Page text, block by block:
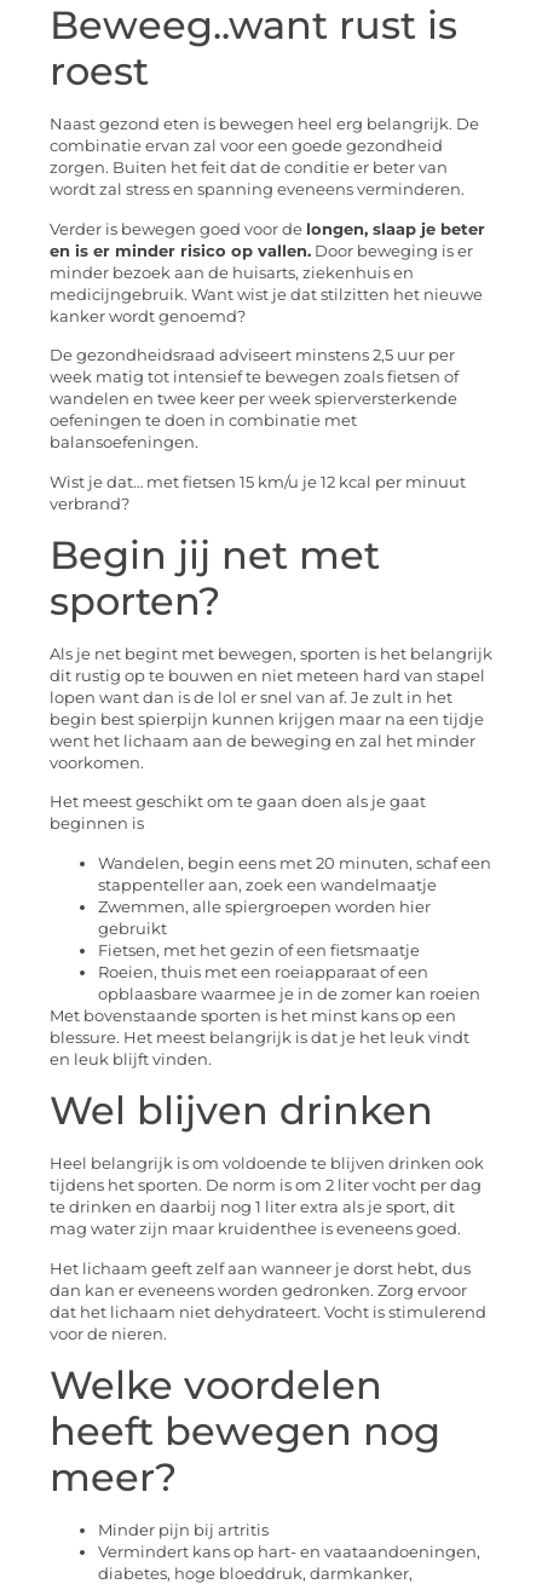
Beweeg..want rust is
roest
Naast gezond eten is bewegen heel erg belangrijk. De
combinatie ervan zal voor een goede gezondheid
zorgen. Buiten het feit dat de conditie er beter van
wordt zal stress en spanning eveneens verminderen.
Verder is bewegen goed voor de longen, slaap je beter
en is er minder risico op vallen. Door beweging is er
minder bezoek aan de huisarts, ziekenhuis en
medicijngebruik. Want wist je dat stilzitten het nieuwe
kanker wordt genoemd?
De gezondheidsraad adviseert minstens 2,5 uur per
week matig tot intensief te bewegen zoals fietsen of
wandelen en twee keer per week spierversterkende
oefeningen te doen in combinatie met
balansoefeningen.
Wist je dat… met fietsen 15 km/u je 12 kcal per minuut
verbrand?
Begin jij net met
sporten?
Als je net begint met bewegen, sporten is het belangrijk
dit rustig op te bouwen en niet meteen hard van stapel
lopen want dan is de lol er snel van af. Je zult in het
begin best spierpijn kunnen krijgen maar na een tijdje
went het lichaam aan de beweging en zal het minder
voorkomen.
Het meest geschikt om te gaan doen als je gaat
beginnen is
Wandelen, begin eens met 20 minuten, schaf een
stappenteller aan, zoek een wandelmaatje
Zwemmen, alle spiergroepen worden hier
gebruikt
Fietsen, met het gezin of een fietsmaatje
Roeien, thuis met een roeiapparaat of een
opblaasbare waarmee je in de zomer kan roeien
Met bovenstaande sporten is het minst kans op een
blessure. Het meest belangrijk is dat je het leuk vindt
en leuk blijft vinden.
Wel blijven drinken
Heel belangrijk is om voldoende te blijven drinken ook
tijdens het sporten. De norm is om 2 liter vocht per dag
te drinken en daarbij nog 1 liter extra als je sport, dit
mag water zijn maar kruidenthee is eveneens goed.
Het lichaam geeft zelf aan wanneer je dorst hebt, dus
dan kan er eveneens worden gedronken. Zorg ervoor
dat het lichaam niet dehydrateert. Vocht is stimulerend
voor de nieren.
Welke voordelen
heeft bewegen nog
meer?
Minder pijn bij artritis
Vermindert kans op hart- en vaataandoeningen,
diabetes, hoge bloeddruk, darmkanker,